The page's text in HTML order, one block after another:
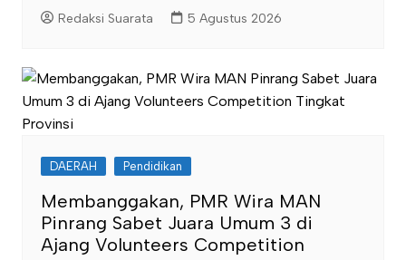
Redaksi Suarata 5 Agustus 2026
DAERAH Pendidikan
Membanggakan, PMR Wira MAN
Pinrang Sabet Juara Umum 3 di
Ajang Volunteers Competition